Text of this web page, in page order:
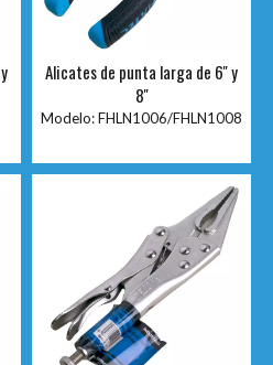
Alicates de punta larga de 6'' y
8''
Modelo:FHLN1006/FHLN1008